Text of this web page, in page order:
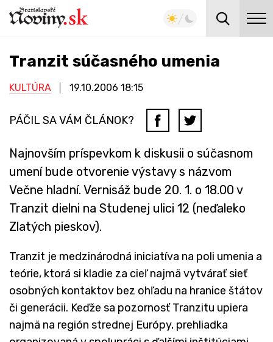
Tranzit súčasného umenia
KULTÚRA 19.10.2006 18:15
PÁČIL SA VÁM ČLÁNOK?
Najnovším príspevkom k diskusii o súčasnom
umení bude otvorenie výstavy s názvom
Večne hladní. Vernisáž bude 20. 1. o 18.00 v
Tranzit dielni na Studenej ulici 12 (neďaleko
Zlatých pieskov).
Tranzit je medzinárodná iniciatíva na poli umenia a
teórie, ktorá si kladie za cieľ najmä vytvárať sieť
osobných kontaktov bez ohľadu na hranice štátov
či generácii. Keďže sa pozornosť Tranzitu upiera
najmä na región strednej Európy, prehliadka